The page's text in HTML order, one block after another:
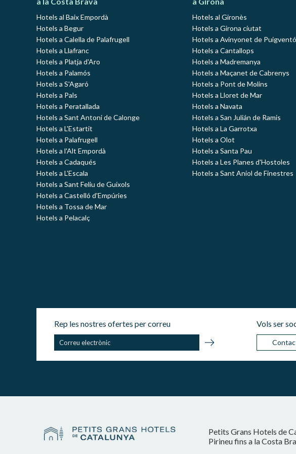
Hotels al Baix Empordà
Hotels a Begur
Hotels a Calella de Palafrugell
Hotels a Llafranc
Hotels a Platja d'Aro
Hotels a Palamós
Hotels a S'Agaró
Hotels a Pals
Hotels a Peratallada
Hotels a Sant Antoni de Calonge
Hotels a L'Estartit
Hotels a Palafrugell
Hotels a l'Alt Empordà
Hotels a Cadaqués
Hotels a L'Escala
Hotels a Sant Feliu de Guíxols
Hotels a Castelló d'Empúries
Hotels a Tossa de Mar
Hotels a Pelacalç
Hotels al Gironès
Hotels a Girona ciutat
Hotels a Avinyonet de
Hotels a Cantallops
Hotels a Madremanya
Hotels a Maçanet de Cabrenys
Hotels a Pont de Molins
Hotels a Lloret de Mar
Hotels a Navata
Hotels a San Julián de Ramis
Hotels a La Garrotxa
Hotels a Olot
Hotels a Santa Pau
Hotels a Les Planes d'Hostoles
Hotels a Sant Aniol de Finestres
Rep les nostres ofertes per correu Vols ser
Petits Grans Hotels de
Pirineu fins a la Costa